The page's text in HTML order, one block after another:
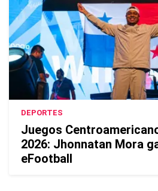
DEPORTES
Juegos
2026: Jhonnatan Mora
eFootball